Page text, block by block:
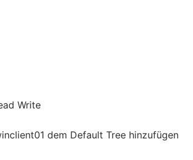
Write
dem Default Tree hinzufügen